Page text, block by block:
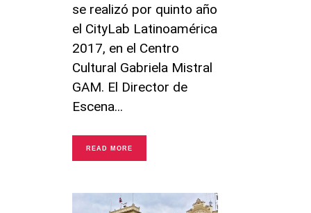
se realizó por quinto año
el CityLab Latinoamérica
2017, en el Centro
Cultural Gabriela Mistral
GAM. El Director de
Escena
READ MORE